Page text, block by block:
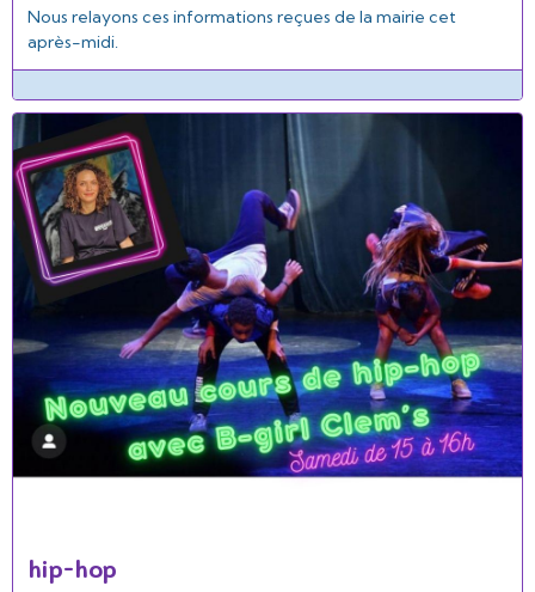
Nous relayons ces informations reçues de la mairie cet
après-midi.
hip-hop